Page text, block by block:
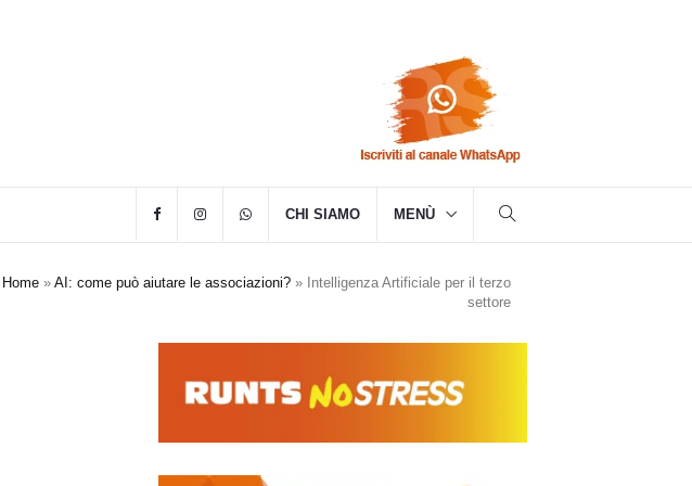
CHI SIAMO MENÙ
Home » AI: come può aiutare le associazioni? » Intelligenza Artificiale per il terzo
settore